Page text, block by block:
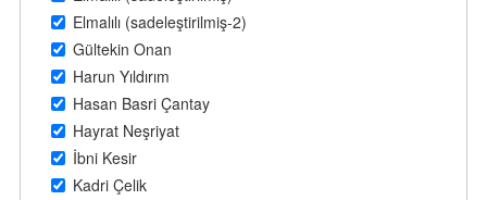
Elmalılı (sadeleştirilmiş-2)
Gültekin Onan
Harun Yıldırım
Hasan Basri Çantay
Hayrat Neşriyat
İbni Kesir
Kadri Çelik